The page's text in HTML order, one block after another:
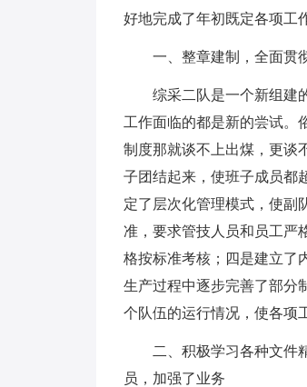
好地完成了年初既定各项工
一、整章建制，全面贯
综采二队是一个新组建
工作面临的都是新的尝试。
制度那就谈不上出煤，更谈
子团结起来，使班子成员都
定了层次化管理模式，使副
准，要求管技人员和员工严
格按标准考核；四是建立了
生产过程中逐步完善了部分
个队伍的运行情况，使各项
二、积极学习各种文件
员，加强了业务